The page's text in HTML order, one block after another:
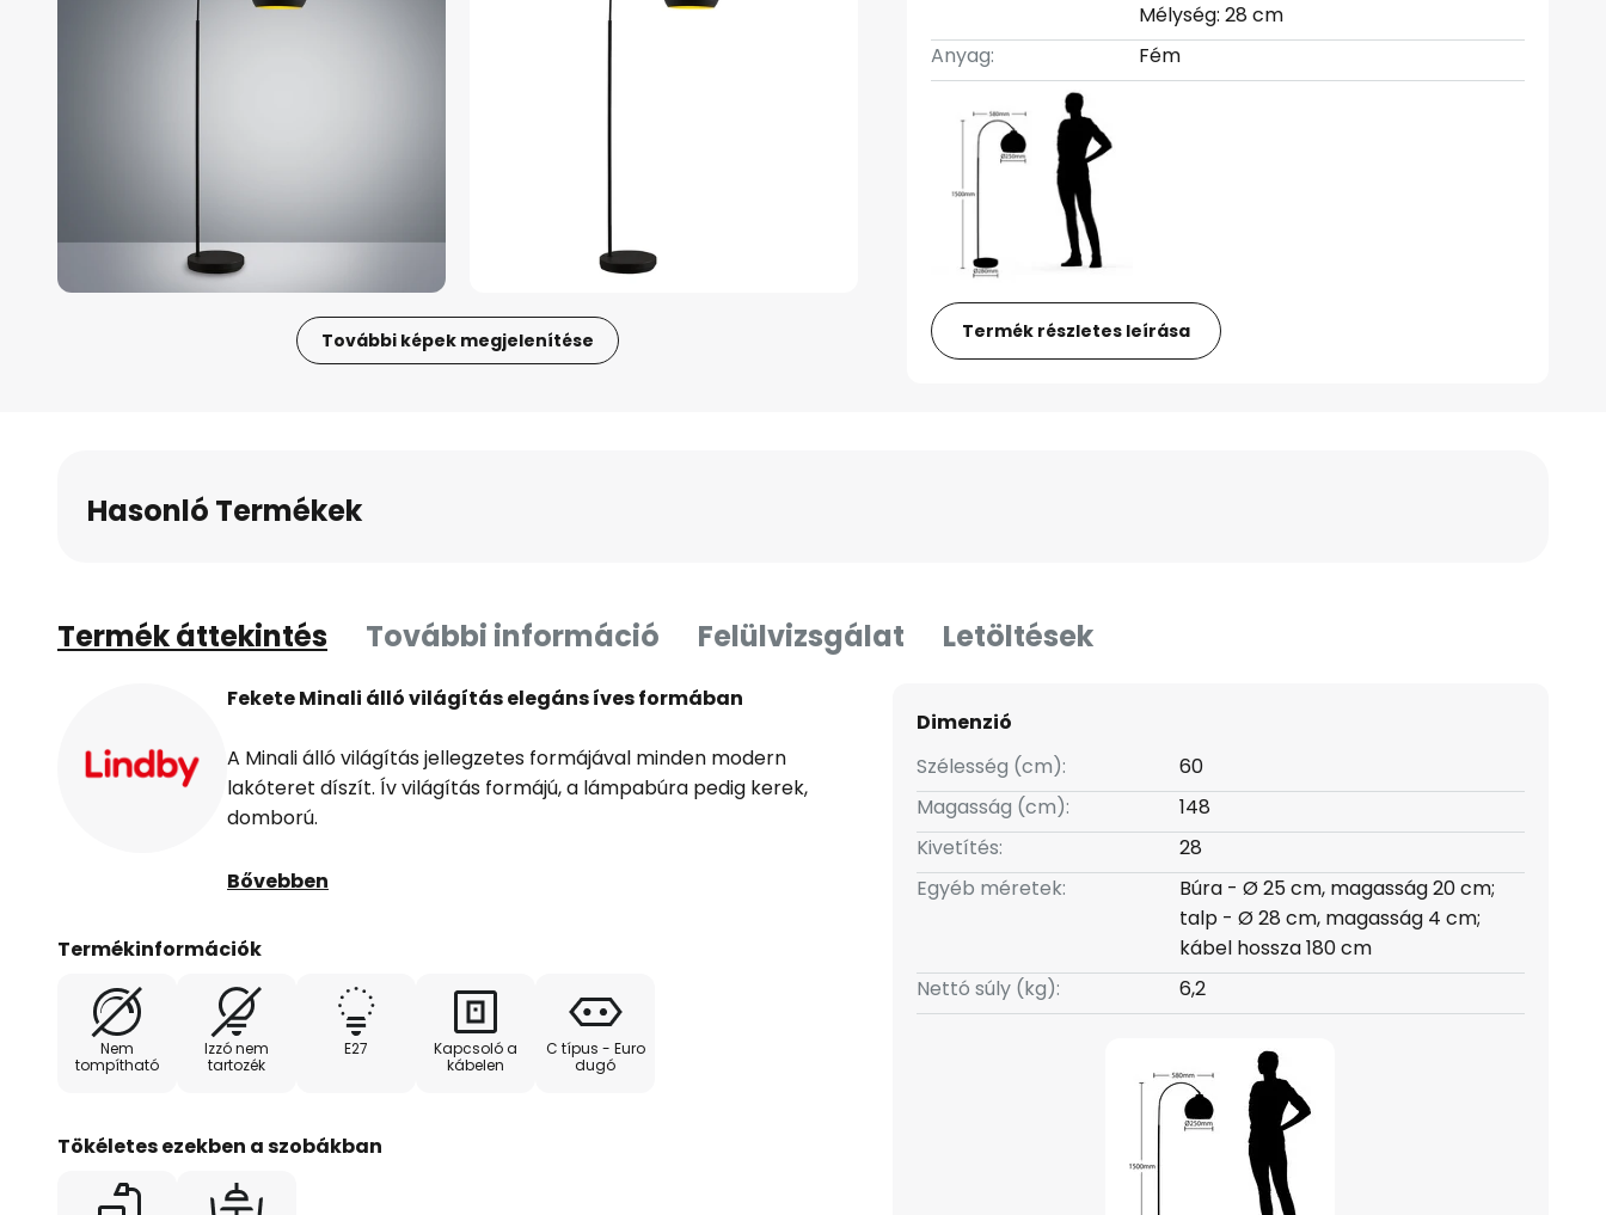
További képek megjelenítése
Mélység: 28 cm
Anyag:
Fém
Termék részletes leírása
Hasonló Termékek
Termék áttekintés További információ Felülvizsgálat Letöltések
Fekete Minali álló világítás elegáns íves formában
A Minali álló világítás jellegzetes formájával minden modern
lakóteret díszít. Ív világítás formájú, a lámpabúra pedig kerek,
domború.
A lámpa állványa és a lámpabúra is fémből készült, klasszikus
található.
Bővebben
Termékinformációk
Nem
tompítható
Izzó nem
tartozék
E27
Kapcsoló a
kábelen
C típus - Euro
dugó
Tökéletes ezekben a szobákban
Dimenzió
Szélesség (cm):
60
Magasság (cm):
148
Kivetítés:
28
Egyéb méretek:
Búra - Ø 25 cm, magasság 20 cm;
talp - Ø 28 cm, magasság 4 cm;
kábel hossza 180 cm
Nettó súly (kg):
6,2